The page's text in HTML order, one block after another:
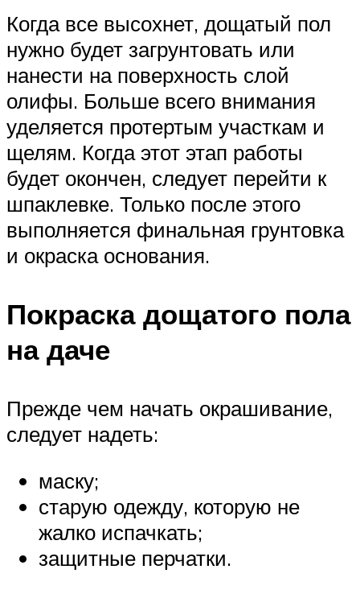
Когда все высохнет, дощатый пол
нужно будет загрунтовать или
нанести на поверхность слой
олифы. Больше всего внимания
уделяется протертым участкам и
щелям. Когда этот этап работы
будет окончен, следует перейти к
шпаклевке. Только после этого
выполняется финальная грунтовка
и окраска основания.
Покраска дощатого пола
на даче
Прежде чем начать окрашивание,
следует надеть:
маску;
старую одежду, которую не
жалко испачкать;
защитные перчатки.